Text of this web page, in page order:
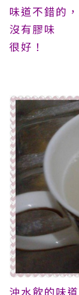
味道不錯的
沒有膠味
很好！
沖水飲的味